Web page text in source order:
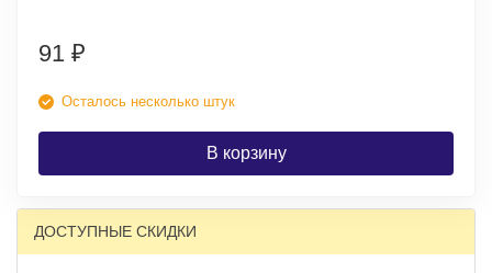
91 ₽
Осталось несколько штук
В корзину
ДОСТУПНЫЕ СКИДКИ